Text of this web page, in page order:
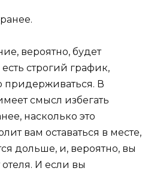
вероятно, будет
есть строгий график,
придерживаться. В
смысл избегать
насколько это
вам оставаться в месте,
дольше, и, вероятно, вы
И если вы